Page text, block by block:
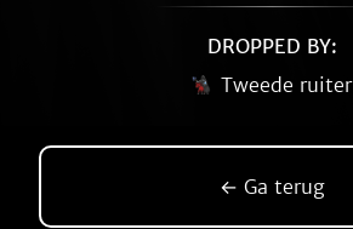
DROPPED BY:
Tweede ruiter
← Ga terug